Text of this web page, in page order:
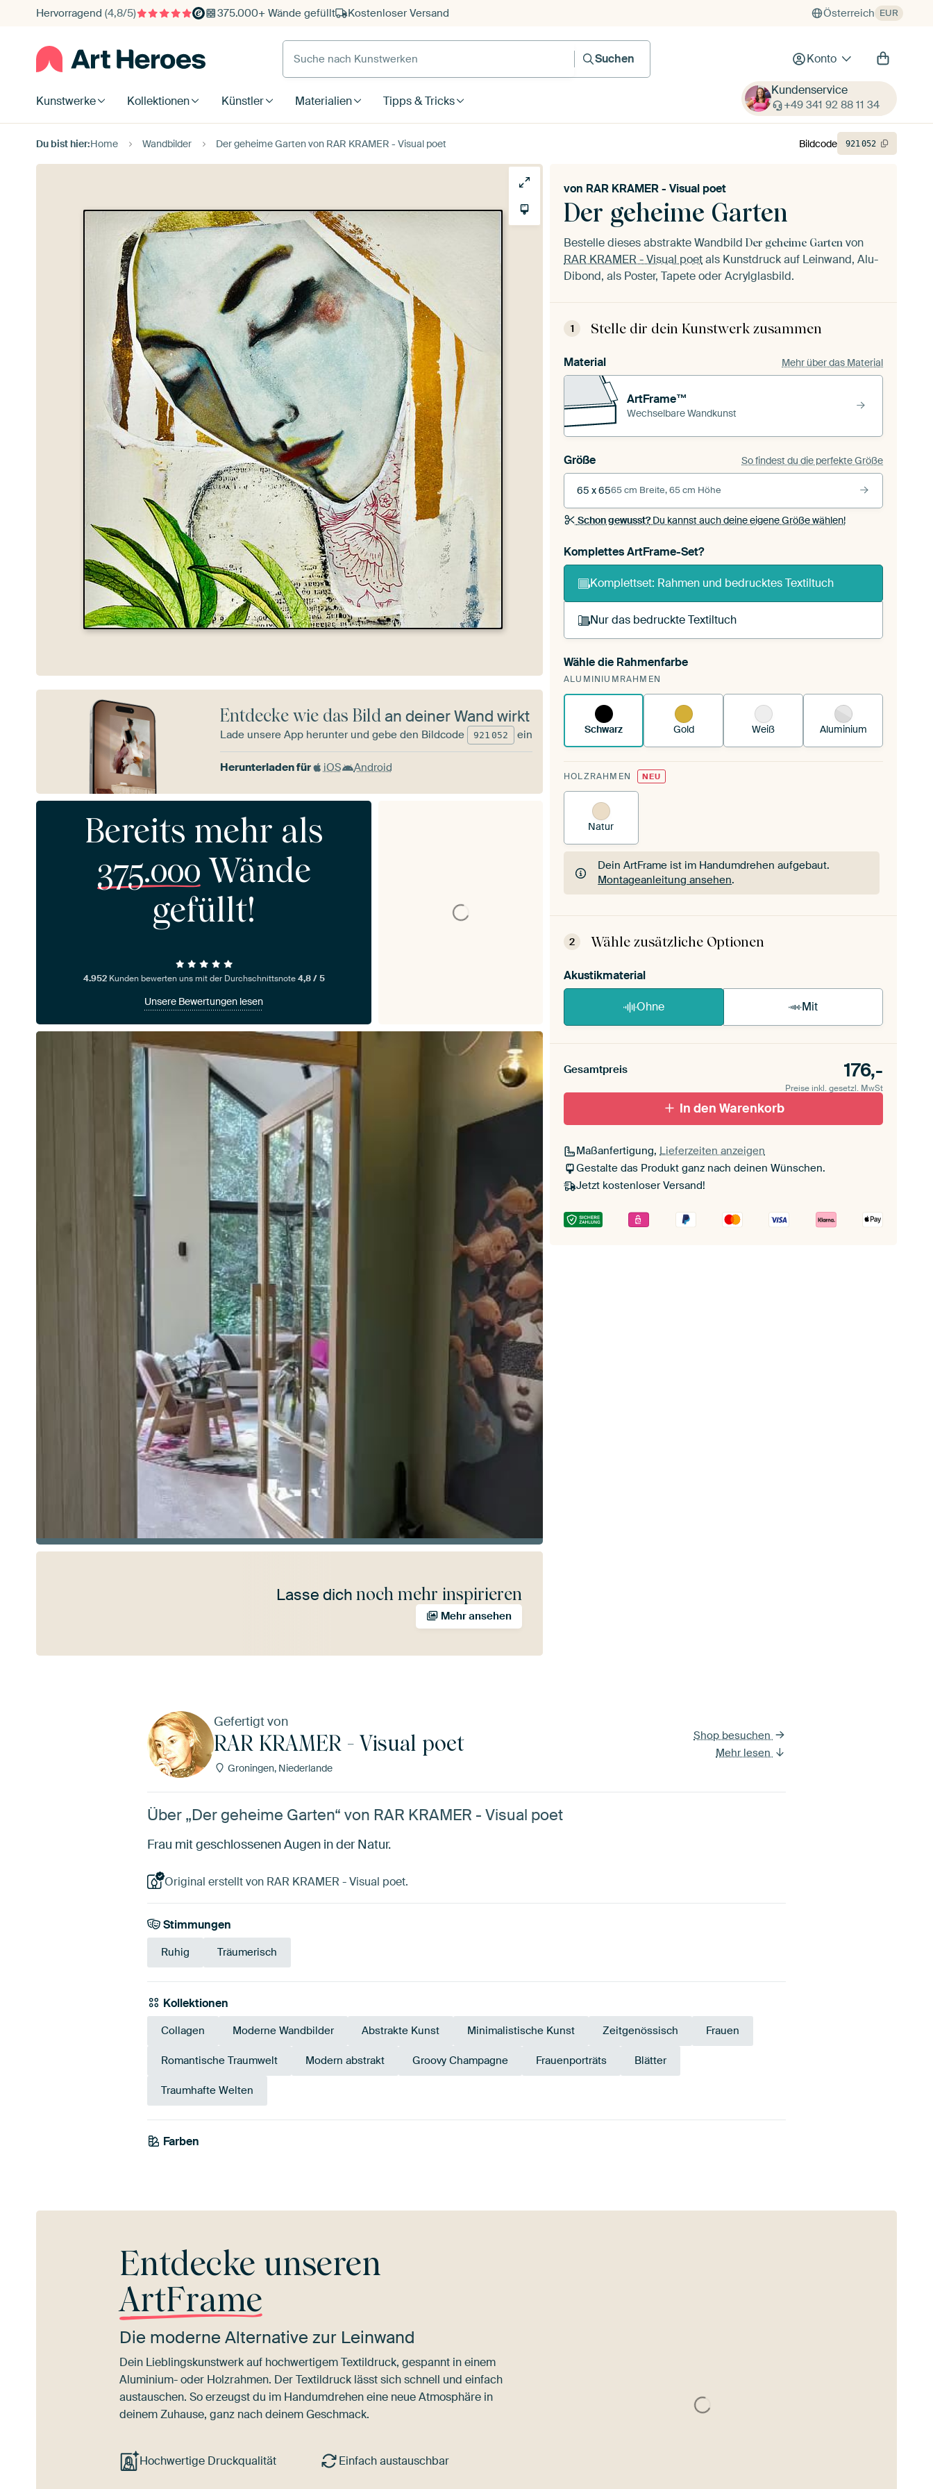
Hervorragend (4,8/5) 375.000+ Wände gefüllt Kostenloser Versand Österreich EUR
Suche nach Kunstwerken
Suchen
Konto
Kunstwerke Kollektionen Künstler Materialien Tipps & Tricks
Kundenservice
+49 341 92 88 11 34
Du bist hier:Home Wandbilder Der geheime Garten von RAR KRAMER - Visual poet
Der geheime Garten
von RAR KRAMER - Visual poet
Bestelle dieses abstrakte Wandbild Der geheime Garten von
RAR KRAMER - Visual poetals Kunstdruck auf Leinwand, Alu-
Dibond, als Poster, Tapete oder Acrylglasbild.
1 Stelle dir dein Kunstwerk zusammen
Material Mehr über das Material
ArtFrame™
Wechselbare Wandkunst
Größe So findest du die perfekte Größe
65 x 6565 cm Breite, 65 cm Höhe
Schon gewusst?Du kannst auch deine eigene Größe wählen!
Komplettes ArtFrame-Set?
Komplettset: Rahmen und bedrucktes Textiltuch
Nur das bedruckte Textiltuch
Du spannst einen wechselbaren Textiltuch in deinen
vorhandenen ArtFrame™.
Wähle die Rahmenfarbe
ALUMINIUMRAHMEN
Schwarz Gold Weiß Aluminium
HOLZRAHMEN NEU
Natur
Dein ArtFrame ist im Handumdrehen aufgebaut.
Montageanleitung ansehen.
Dein ArtFrame ist im Handumdrehen aufgebaut.
2 Wähle zusätzliche Optionen
Akustikmaterial
Ohne Mit
Gesamtpreis 176,-
Preise inkl. gesetzl. MwSt
In den Warenkorb
Maßanfertigung, Lieferzeiten anzeigen
Gestalte das Produkt ganz nach deinen Wünschen.
Jetzt kostenloser Versand!
Bildcode 921052
Entdecke wie das Bildan deiner Wand wirkt
Lade unsere App herunter und gebe den Bildcode 921 052 ein
Herunterladen für iOS Android
Bereits mehr als
375.000 Wände
gefüllt!
4.952Kunden bewerten uns mit der Durchschnittsnote4,8 / 5
Unsere Bewertungen lesen
Lasse dich noch mehr inspirieren
Mehr ansehen
Gefertigt von
RAR KRAMER - Visual poet
Groningen, Niederlande
Shop besuchen
Mehr lesen
Über „Der geheime Garten“ von RAR KRAMER - Visual poet
Frau mit geschlossenen Augen in der Natur.
Original erstellt von RAR KRAMER - Visual poet.
Stimmungen
Ruhig Träumerisch
Kollektionen
Collagen Moderne Wandbilder Abstrakte Kunst Minimalistische Kunst Zeitgenössisch Frauen
Romantische Traumwelt Modern abstrakt Groovy Champagne Frauenporträts Blätter
Traumhafte Welten
Farben
Salbeigrün
Entdecke unseren
ArtFrame
Die moderne Alternative zur Leinwand
Dein Lieblingskunstwerk auf hochwertigem Textildruck, gespannt in einem
Aluminium- oder Holzrahmen. Der Textildruck lässt sich schnell und einfach
austauschen. So erzeugst du im Handumdrehen eine neue Atmosphäre in
deinem Zuhause, ganz nach deinem Geschmack.
Hochwertige Druckqualität Einfach austauschbar